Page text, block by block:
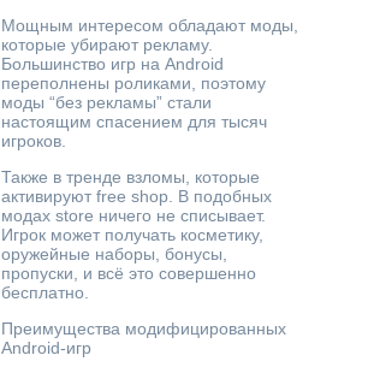
Мощным интересом обладают моды,
которые убирают рекламу.
Большинство игр на Android
переполнены роликами, поэтому
моды “без рекламы” стали
настоящим спасением для тысяч
игроков.
Также в тренде взломы, которые
активируют free shop. В подобных
модах store ничего не списывает.
Игрок может получать косметику,
оружейные наборы, бонусы,
пропуски, и всё это совершенно
бесплатно.
Преимущества модифицированных
Android-игр